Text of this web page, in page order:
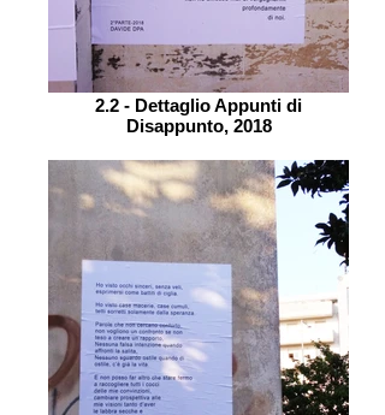
2.2 - Dettaglio Appunti di
Disappunto, 2018